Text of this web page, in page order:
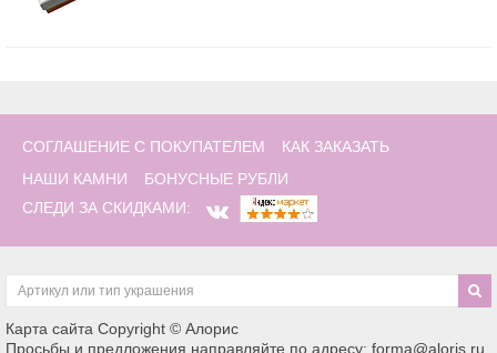
СОГЛАШЕНИЕ С ПОКУПАТЕЛЕМ
КАК ЗАКАЗАТЬ
НАШИ КАМНИ
БОНУСНЫЕ РУБЛИ
СЛЕДИ ЗА СКИДКАМИ:
Карта сайта Copyright © Алорис
Просьбы и предложения направляйте по адресу: forma@aloris.ru